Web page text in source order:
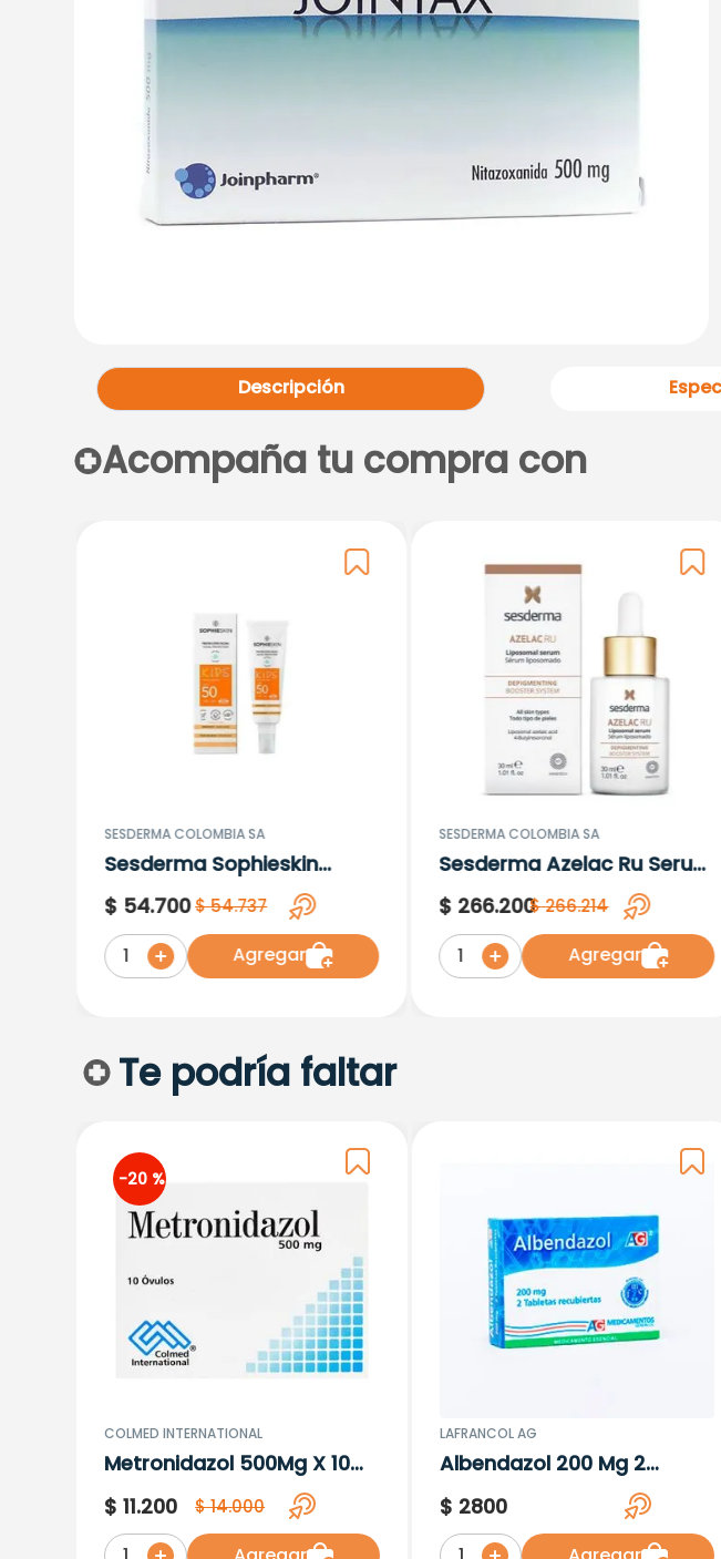
Descripción
Acompaña tu compra con
SESDERMA COLOMBIA SA
Sesderma Sophieskin
Proteccion Facial Kids
Hypoallergenic Spf 500
Moisturising
$ 54.700$54.737
1 Agregar
SESDERMA COLOMBIA SA
Sesderma Azelac Ru Serum
Liposomal x 30ml
$ 266.200$266.214
1 Agregar
Te podría faltar
-20 %
COLMED INTERNATIONAL
Metronidazol 500Mg X 10
Ovulos
$ 11.200 $14.000
LAFRANCOL AG
Albendazol 200 Mg 2
Tabletas
$ 2800